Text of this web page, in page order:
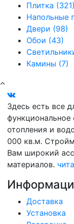
Плитка (321)
Напольные
Двери (98)
Обои (43)
Камины (7)
Здесь есть все
функциональное
отопления и
000 кв.м.
Вам широкий
материалов.
Доставка
Установка